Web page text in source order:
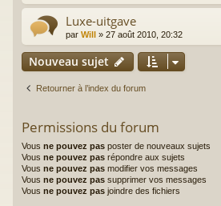
Luxe-uitgave
par Will » 27 août 2010, 20:32
Nouveau sujet
Retourner à l’index du forum
Permissions du forum
Vous ne pouvez pas poster de nouveaux sujets
Vous ne pouvez pas répondre aux sujets
Vous ne pouvez pas modifier vos messages
Vous ne pouvez pas supprimer vos messages
Vous ne pouvez pas joindre des fichiers